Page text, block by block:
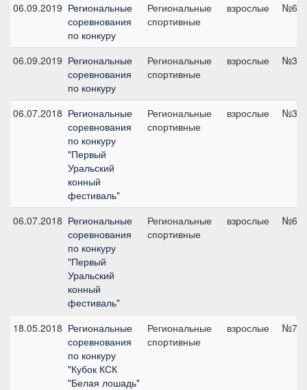
06.09.2019 Региональные
соревнования
по конкуру
Региональные
спортивные
взрослые №6,
06.09.2019 Региональные
соревнования
по конкуру
Региональные
спортивные
взрослые №3,
06.07.2018 Региональные
соревнования
по конкуру
"Первый
Уральский
конный
фестиваль"
Региональные
спортивные
взрослые №3,
06.07.2018 Региональные
соревнования
по конкуру
"Первый
Уральский
конный
фестиваль"
Региональные
спортивные
взрослые №6,
18.05.2018 Региональные
соревнования
по конкуру
"Кубок КСК
"Белая лошадь"
Региональные
спортивные
взрослые №7,